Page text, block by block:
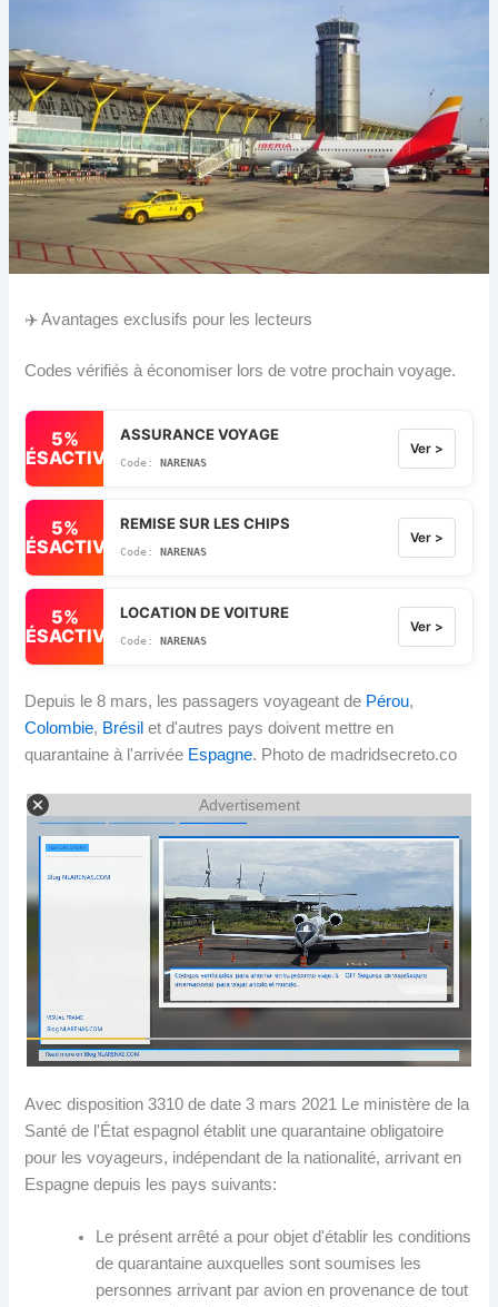
✈️ Avantages exclusifs pour les lecteurs
Codes vérifiés à économiser lors de votre prochain voyage.
5%
DÉSACTIVÉ
ASSURANCE VOYAGE
NARENAS
Ver >
5%
DÉSACTIVÉ
REMISE SUR LES CHIPS
NARENAS
Ver >
5%
DÉSACTIVÉ
LOCATION DE VOITURE
NARENAS
Ver >
Depuis le 8 mars, les passagers voyageant de Pérou,
Colombie, Brésil et d'autres pays doivent mettre en
quarantaine à l'arrivée Espagne. Photo de madridsecreto.co
Advertisement
Avec disposition 3310 de date 3 mars 2021 Le ministère de la
Santé de l'État espagnol établit une quarantaine obligatoire
pour les voyageurs, indépendant de la nationalité, arrivant en
Espagne depuis les pays suivants:
Le présent arrêté a pour objet d'établir les conditions
de quarantaine auxquelles sont soumises les
personnes arrivant par avion en provenance de tout